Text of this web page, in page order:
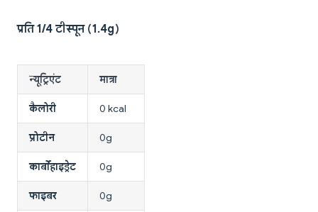
प्रति 1/4 टीस्पून (1.4g)
न्यूट्रिएंट मात्रा
कैलोरी 0 kcal
प्रोटीन 0g
कार्बोहाइड्रेट 0g
फाइबर 0g